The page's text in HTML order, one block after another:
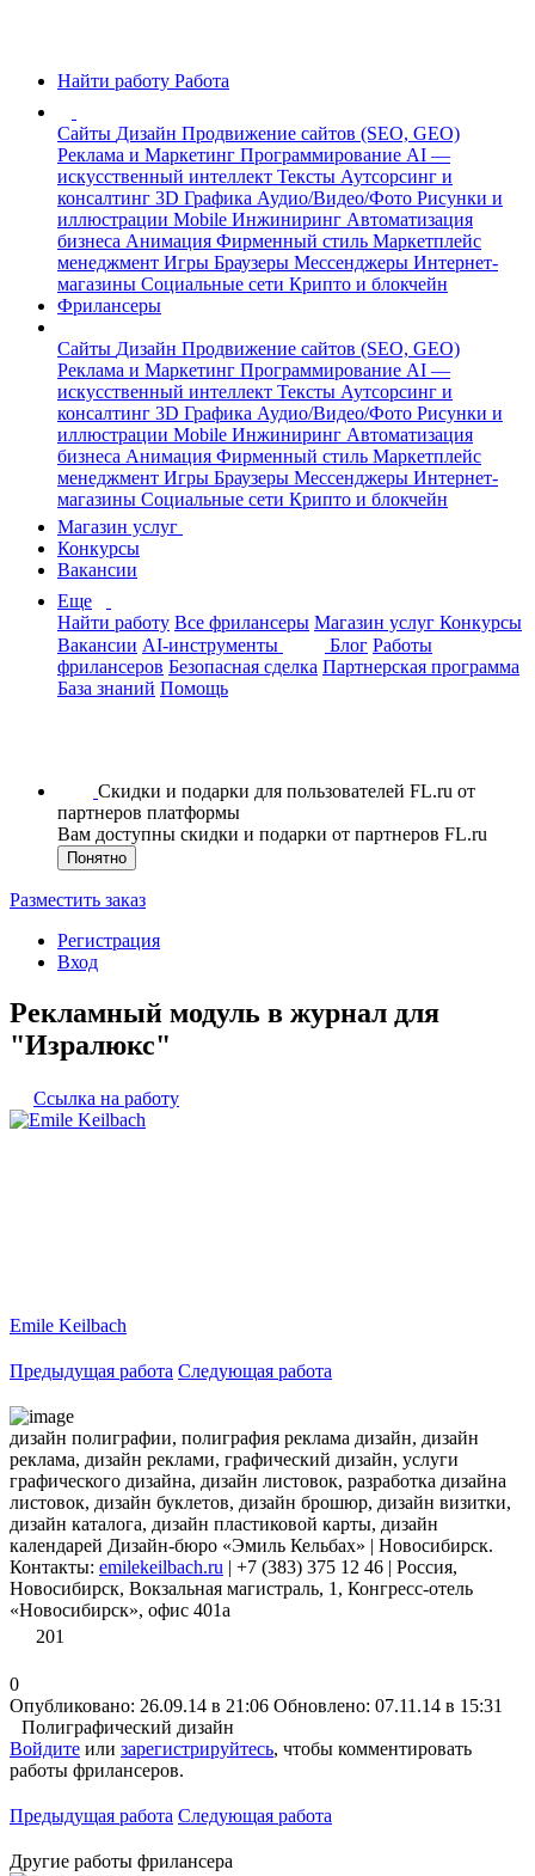
Найти работу Работа
Сайты Дизайн Продвижение сайтов (SEO, GEO)
Реклама и Маркетинг Программирование AI —
искусственный интеллект Тексты Аутсорсинг и
консалтинг 3D Графика Аудио/Видео/Фото Рисунки и
иллюстрации Mobile Инжиниринг Автоматизация
бизнеса Анимация Фирменный стиль Маркетплейс
менеджмент Игры Браузеры Мессенджеры Интернет-
магазины Социальные сети Крипто и блокчейн
Фрилансеры
Сайты Дизайн Продвижение сайтов (SEO, GEO)
Реклама и Маркетинг Программирование AI —
искусственный интеллект Тексты Аутсорсинг и
консалтинг 3D Графика Аудио/Видео/Фото Рисунки и
иллюстрации Mobile Инжиниринг Автоматизация
бизнеса Анимация Фирменный стиль Маркетплейс
менеджмент Игры Браузеры Мессенджеры Интернет-
магазины Социальные сети Крипто и блокчейн
Магазин услуг
Конкурсы
Вакансии
Еще
Найти работу Все фрилансеры Магазин услуг Конкурсы
Вакансии AI-инструменты Блог Работы
фрилансеров Безопасная сделка Партнерская программа
База знаний Помощь
Скидки и подарки для пользователей FL.ru от
партнеров платформы
Вам доступны скидки и подарки от партнеров FL.ru
Понятно
Разместить заказ
Регистрация
Вход
Рекламный модуль в журнал для
"Изралюкс"
Ссылка на работу
Emile Keilbach
Предыдущая работа Следующая работа
дизайн полиграфии, полиграфия реклама дизайн, дизайн
реклама, дизайн реклами, графический дизайн, услуги
графического дизайна, дизайн листовок, разработка дизайна
листовок, дизайн буклетов, дизайн брошюр, дизайн визитки,
дизайн каталога, дизайн пластиковой карты, дизайн
календарей Дизайн-бюро «Эмиль Кельбах» | Новосибирск.
Контакты: emilekeilbach.ru | +7 (383) 375 12 46 | Россия,
Новосибирск, Вокзальная магистраль, 1, Конгресс-отель
«Новосибирск», офис 401а
201
0
Опубликовано: 26.09.14 в 21:06 Обновлено: 07.11.14 в 15:31
Полиграфический дизайн
Войдите или зарегистрируйтесь, чтобы комментировать
работы фрилансеров.
Предыдущая работа Следующая работа
Другие работы фрилансера